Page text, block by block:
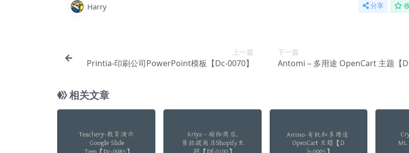
Harry 分享
上一篇
Printia-印刷公司PowerPoint模板【Dc-0070】
下一篇
Antomi – 多用途 OpenCart 主题【
相关文章